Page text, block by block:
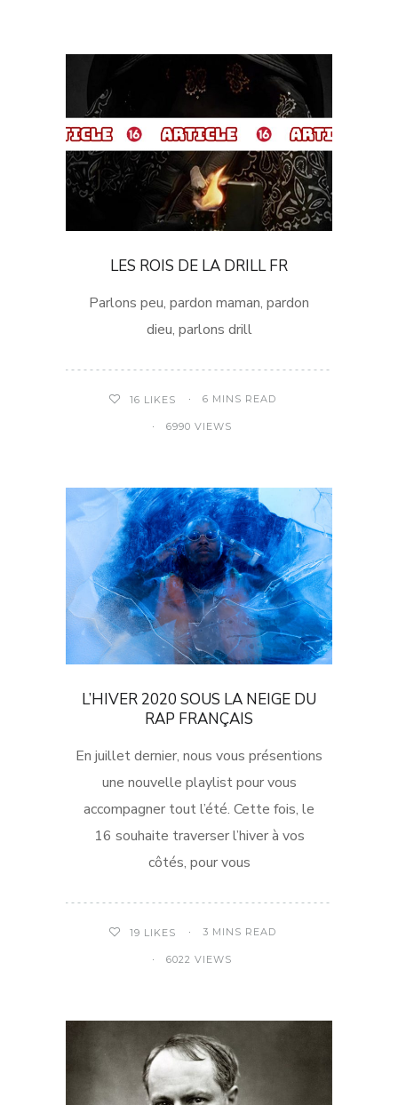
LES ROIS DE LA DRILL FR
Parlons peu, pardon maman, pardon
dieu, parlons drill
16 LIKES 6 MINS READ
6990 VIEWS
L’HIVER 2020 SOUS LA NEIGE DU
RAP FRANÇAIS
En juillet dernier, nous vous présentions
une nouvelle playlist pour vous
accompagner tout l’été. Cette fois, le
16 souhaite traverser l’hiver à vos
côtés, pour vous
19 LIKES 3 MINS READ
6022 VIEWS